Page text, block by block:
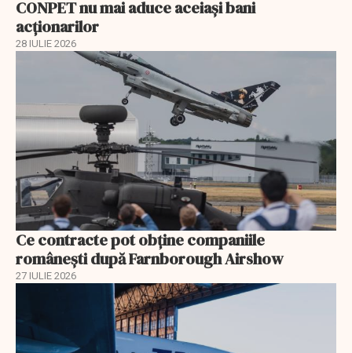
CONPET nu mai aduce aceiași bani
acționarilor
28 IULIE 2026
Ce contracte pot obține companiile
românești după Farnborough Airshow
27 IULIE 2026